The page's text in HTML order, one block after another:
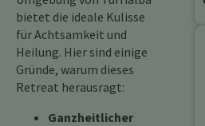
bietet die ideale Kulisse
für Achtsamkeit und
Heilung. Hier sind einige
Gründe, warum dieses
Retreat herausragt:
Ganzheitlicher